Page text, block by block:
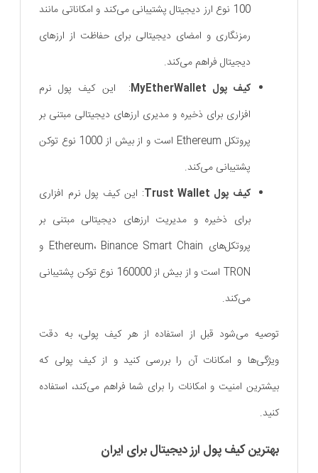
100 نوع ارز دیجیتال پشتیبانی می‌کند و امکاناتی مانند
رمزنگاری و امضای دیجیتالی برای حفاظت از ارزهای
دیجیتال فراهم می‌کند.
کیف پول MyEtherWallet
: این کیف پول نرم
‌افزاری برای ذخیره و مدیری ارزهای دیجیتالی مبتنی بر
پروتکل Ethereum است و از بیش از 1000 نوع توکن
پشتیبانی می‌کند.
کیف پول Trust Wallet
: این کیف پول نرم ‌افزاری
برای ذخیره و مدیریت ارزهای دیجیتالی مبتنی بر
پروتکل‌های Ethereum، Binance Smart Chain و
TRON است و از بیش از 160000 نوع توکن پشتیبانی
می‌کند.
توصیه می‌شود قبل از استفاده از هر کیف پولی، به دقت
ویژگی‌ها و امکانات آن را بررسی کنید و از کیف پولی که
بیشترین امنیت و امکانات را برای شما فراهم می‌کند، استفاده
کنید.
بهترین کیف پول ارز دیجیتال برای ایران